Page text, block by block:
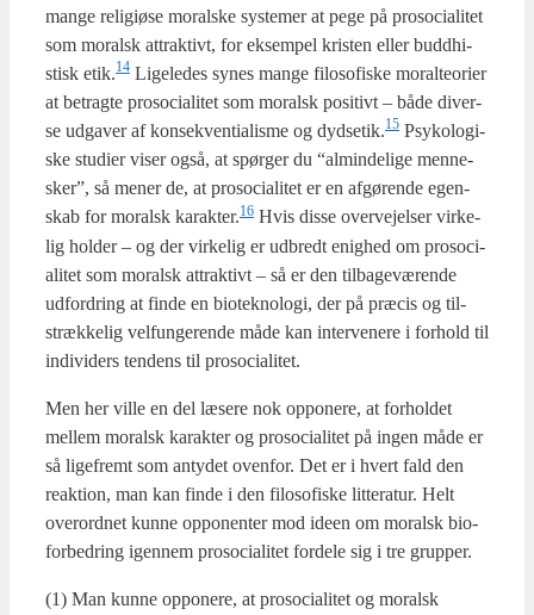
man­ge reli­gi­øse moral­ske syste­mer at pege på pro­so­ci­a­li­tet
som moralsk attrak­tivt, for eksem­pel kri­sten eller bud­dhi­
stisk etik.14 Lige­le­des synes man­ge filo­so­fi­ske moral­te­o­ri­er
at betrag­te pro­so­ci­a­li­tet som moralsk posi­tivt – både diver­
se udga­ver af kon­se­kven­ti­a­lis­me og dydsetik.15 Psy­ko­lo­gi­
ske stu­di­er viser også, at spør­ger du “almin­de­li­ge men­ne­
sker”, så mener de, at pro­so­ci­a­li­tet er en afgø­ren­de egen­
skab for moralsk karakter.16 Hvis dis­se over­vej­el­ser vir­ke­
lig hol­der – og der vir­ke­lig er udbredt enig­hed om pro­so­ci­
a­li­tet som moralsk attrak­tivt – så er den til­ba­ge­væ­ren­de
udfor­dring at fin­de en bio­tek­no­lo­gi, der på præ­cis og til­
stræk­ke­lig vel­fun­ge­ren­de måde kan inter­ve­ne­re i for­hold til
indi­vi­ders ten­dens til pro­so­ci­a­li­tet.
Men her vil­le en del læse­re nok oppo­ne­re, at for­hol­det
mel­lem moralsk karak­ter og pro­so­ci­a­li­tet på ingen måde er
så lige­fremt som anty­det oven­for. Det er i hvert fald den
reak­tion, man kan fin­de i den filo­so­fi­ske lit­te­ra­tur. Helt
over­ord­net kun­ne oppo­nen­ter mod ide­en om moralsk bio­
for­bed­ring igen­nem pro­so­ci­a­li­tet for­de­le sig i tre grup­per.
(1) Man kun­ne oppo­ne­re, at pro­so­ci­a­li­tet og moralsk